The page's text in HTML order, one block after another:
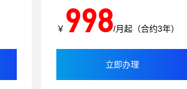
￥ 998/月起（合约3年）
立即办理